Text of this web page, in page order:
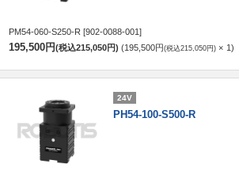
PM54-060-S250-R [902-0088-001]
195,500円(税込215,050円) 195,500円(税込215,050円) 1
24V
PH54-100-S500-R